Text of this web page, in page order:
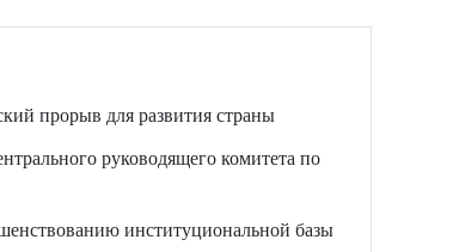
прорыв для развития страны
руководящего комитета по
институциональной базы